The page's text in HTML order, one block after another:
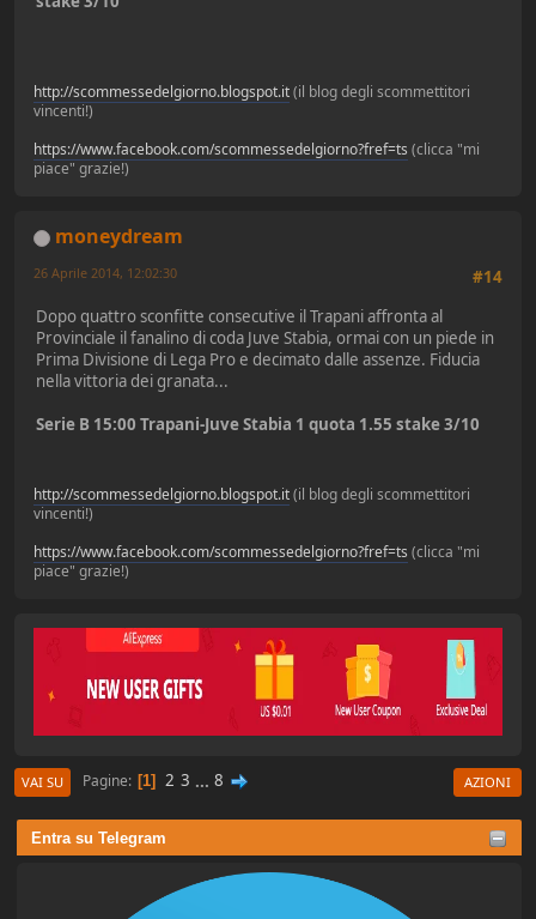
Entra su Telegram
http://scommessedelgiorno.blogspot.it(il blog degli scommettitori
vincenti!)
https://www.facebook.com/scommessedelgiorno?fref=ts (clicca "mi
piace" grazie!)
moneydream
#14
26 Aprile 2014, 12:02:30
Dopo quattro sconfitte consecutive il Trapani affronta al
Provinciale il fanalino di coda Juve Stabia, ormai con un piede in
Prima Divisione di Lega Pro e decimato dalle assenze. Fiducia
nella vittoria dei granata...
Serie B 15:00 Trapani-Juve Stabia 1 quota 1.55 stake 3/10
http://scommessedelgiorno.blogspot.it(il blog degli scommettitori
vincenti!)
https://www.facebook.com/scommessedelgiorno?fref=ts (clicca "mi
piace" grazie!)
VAI SU Pagine 1 2 3 ... 8 AZIONI